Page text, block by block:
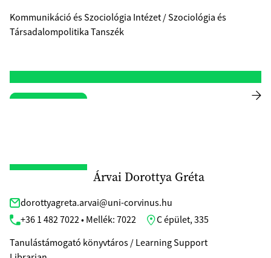
Kommunikáció és Szociológia Intézet / Szociológia és
Társadalompolitika Tanszék
Árvai Dorottya Gréta
dorottyagreta.arvai@uni-corvinus.hu
+36 1 482 7022 • Mellék: 7022
C épület, 335
Tanulástámogató könyvtáros / Learning Support